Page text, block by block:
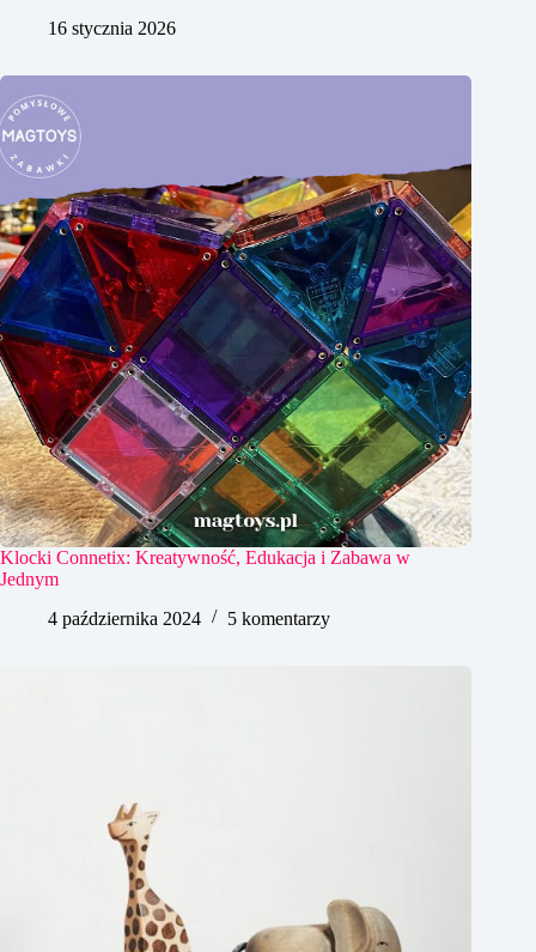
16 stycznia 2026
Klocki Connetix: Kreatywność, Edukacja i Zabawa w
Jednym
4 października 2024
5 komentarzy